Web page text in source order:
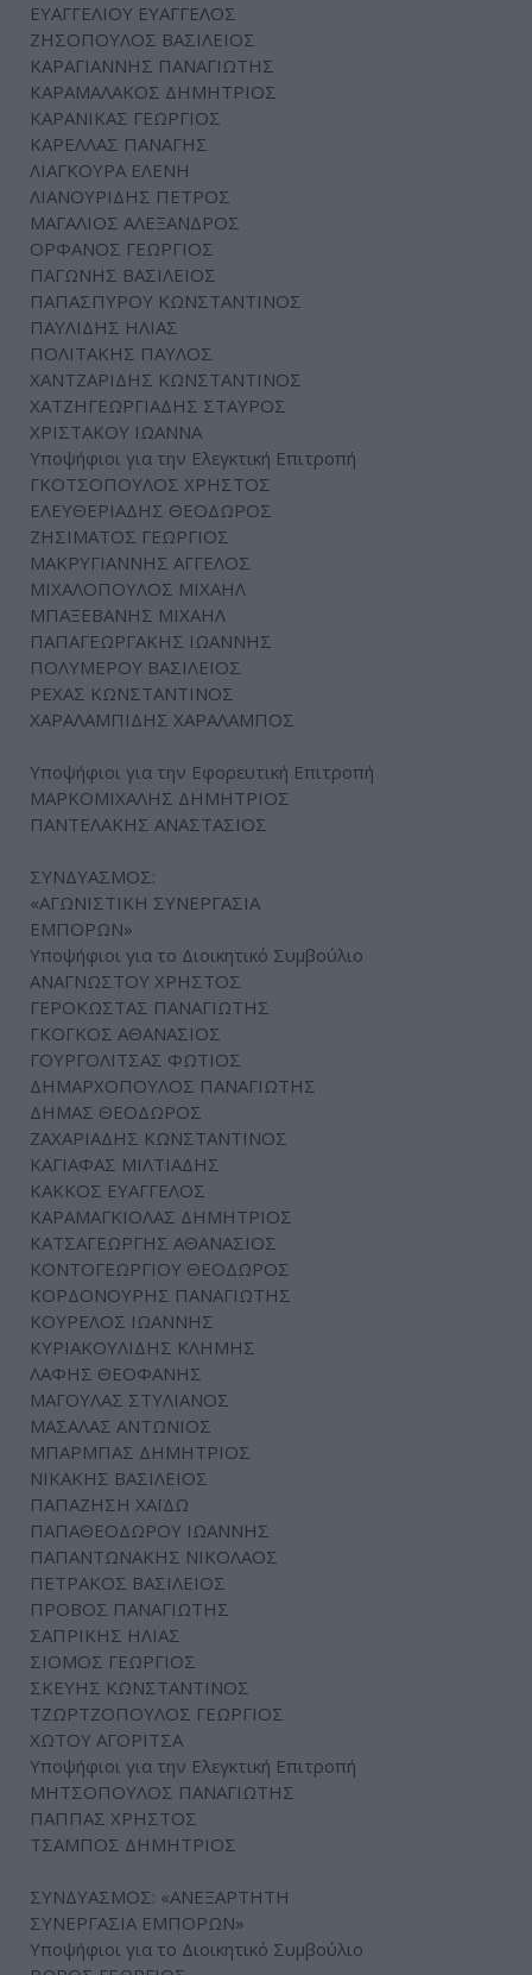
ΕΥΑΓΓΕΛΙΟΥ ΕΥΑΓΓΕΛΟΣ
ΖΗΣΟΠΟΥΛΟΣ ΒΑΣΙΛΕΙΟΣ
ΚΑΡΑΓΙΑΝΝΗΣ ΠΑΝΑΓΙΩΤΗΣ
ΚΑΡΑΜΑΛΑΚΟΣ ΔΗΜΗΤΡΙΟΣ
ΚΑΡΑΝΙΚΑΣ ΓΕΩΡΓΙΟΣ
ΚΑΡΕΛΛΑΣ ΠΑΝΑΓΗΣ
ΛΙΑΓΚΟΥΡΑ ΕΛΕΝΗ
ΛΙΑΝΟΥΡΙΔΗΣ ΠΕΤΡΟΣ
ΜΑΓΑΛΙΟΣ ΑΛΕΞΑΝΔΡΟΣ
ΟΡΦΑΝΟΣ ΓΕΩΡΓΙΟΣ
ΠΑΓΩΝΗΣ ΒΑΣΙΛΕΙΟΣ
ΠΑΠΑΣΠΥΡΟΥ ΚΩΝΣΤΑΝΤΙΝΟΣ
ΠΑΥΛΙΔΗΣ ΗΛΙΑΣ
ΠΟΛΙΤΑΚΗΣ ΠΑΥΛΟΣ
ΧΑΝΤΖΑΡΙΔΗΣ ΚΩΝΣΤΑΝΤΙΝΟΣ
ΧΑΤΖΗΓΕΩΡΓΙΑΔΗΣ ΣΤΑΥΡΟΣ
ΧΡΙΣΤΑΚΟΥ ΙΩΑΝΝΑ
Υποψήφιοι για την Ελεγκτική Επιτροπή
ΓΚΟΤΣΟΠΟΥΛΟΣ ΧΡΗΣΤΟΣ
ΕΛΕΥΘΕΡΙΑΔΗΣ ΘΕΟΔΩΡΟΣ
ΖΗΣΙΜΑΤΟΣ ΓΕΩΡΓΙΟΣ
ΜΑΚΡΥΓΙΑΝΝΗΣ ΑΓΓΕΛΟΣ
ΜΙΧΑΛΟΠΟΥΛΟΣ ΜΙΧΑΗΛ
ΜΠΑΞΕΒΑΝΗΣ ΜΙΧΑΗΛ
ΠΑΠΑΓΕΩΡΓΑΚΗΣ ΙΩΑΝΝΗΣ
ΠΟΛΥΜΕΡΟΥ ΒΑΣΙΛΕΙΟΣ
ΡΕΧΑΣ ΚΩΝΣΤΑΝΤΙΝΟΣ
ΧΑΡΑΛΑΜΠΙΔΗΣ ΧΑΡΑΛΑΜΠΟΣ
Υποψήφιοι για την Εφορευτική Επιτροπή
ΜΑΡΚΟΜΙΧΑΛΗΣ ΔΗΜΗΤΡΙΟΣ
ΠΑΝΤΕΛΑΚΗΣ ΑΝΑΣΤΑΣΙΟΣ
ΣΥΝΔΥΑΣΜΟΣ:
«ΑΓΩΝΙΣΤΙΚΗ ΣΥΝΕΡΓΑΣΙΑ
ΕΜΠΟΡΩΝ»
Υποψήφιοι για το Διοικητικό Συμβούλιο
ΑΝΑΓΝΩΣΤΟΥ ΧΡΗΣΤΟΣ
ΓΕΡΟΚΩΣΤΑΣ ΠΑΝΑΓΙΩΤΗΣ
ΓΚΟΓΚΟΣ ΑΘΑΝΑΣΙΟΣ
ΓΟΥΡΓΟΛΙΤΣΑΣ ΦΩΤΙΟΣ
ΔΗΜΑΡΧΟΠΟΥΛΟΣ ΠΑΝΑΓΙΩΤΗΣ
ΔΗΜΑΣ ΘΕΟΔΩΡΟΣ
ΖΑΧΑΡΙΑΔΗΣ ΚΩΝΣΤΑΝΤΙΝΟΣ
ΚΑΓΙΑΦΑΣ ΜΙΛΤΙΑΔΗΣ
ΚΑΚΚΟΣ ΕΥΑΓΓΕΛΟΣ
ΚΑΡΑΜΑΓΚΙΟΛΑΣ ΔΗΜΗΤΡΙΟΣ
ΚΑΤΣΑΓΕΩΡΓΗΣ ΑΘΑΝΑΣΙΟΣ
ΚΟΝΤΟΓΕΩΡΓΙΟΥ ΘΕΟΔΩΡΟΣ
ΚΟΡΔΟΝΟΥΡΗΣ ΠΑΝΑΓΙΩΤΗΣ
ΚΟΥΡΕΛΟΣ ΙΩΑΝΝΗΣ
ΚΥΡΙΑΚΟΥΛΙΔΗΣ ΚΛΗΜΗΣ
ΛΑΦΗΣ ΘΕΟΦΑΝΗΣ
ΜΑΓΟΥΛΑΣ ΣΤΥΛΙΑΝΟΣ
ΜΑΣΑΛΑΣ ΑΝΤΩΝΙΟΣ
ΜΠΑΡΜΠΑΣ ΔΗΜΗΤΡΙΟΣ
ΝΙΚΑΚΗΣ ΒΑΣΙΛΕΙΟΣ
ΠΑΠΑΖΗΣΗ ΧΑΪΔΩ
ΠΑΠΑΘΕΟΔΩΡΟΥ ΙΩΑΝΝΗΣ
ΠΑΠΑΝΤΩΝΑΚΗΣ ΝΙΚΟΛΑΟΣ
ΠΕΤΡΑΚΟΣ ΒΑΣΙΛΕΙΟΣ
ΠΡΟΒΟΣ ΠΑΝΑΓΙΩΤΗΣ
ΣΑΠΡΙΚΗΣ ΗΛΙΑΣ
ΣΙΟΜΟΣ ΓΕΩΡΓΙΟΣ
ΣΚΕΥΗΣ ΚΩΝΣΤΑΝΤΙΝΟΣ
ΤΖΩΡΤΖΟΠΟΥΛΟΣ ΓΕΩΡΓΙΟΣ
ΧΩΤΟΥ ΑΓΟΡΙΤΣΑ
Υποψήφιοι για την Ελεγκτική Επιτροπή
ΜΗΤΣΟΠΟΥΛΟΣ ΠΑΝΑΓΙΩΤΗΣ
ΠΑΠΠΑΣ ΧΡΗΣΤΟΣ
ΤΣΑΜΠΟΣ ΔΗΜΗΤΡΙΟΣ
ΣΥΝΔΥΑΣΜΟΣ: «ΑΝΕΞΑΡΤΗΤΗ
ΣΥΝΕΡΓΑΣΙΑ ΕΜΠΟΡΩΝ»
Υποψήφιοι για το Διοικητικό Συμβούλιο